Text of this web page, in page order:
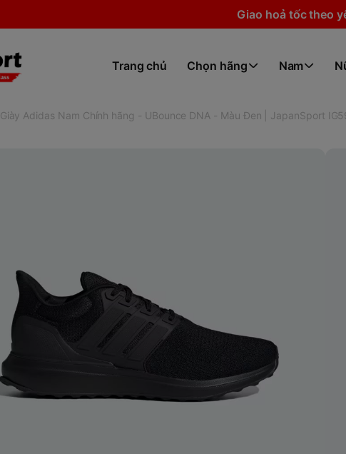
Giao hoả tốc theo
Trang chủ Chọn hãng Nam
Giày Adidas Nam Chính hãng - UBounce DNA - Màu Đen | JapanSport